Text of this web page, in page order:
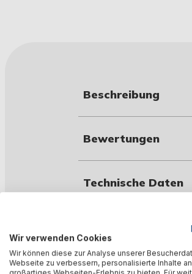
Beschreibung
Bewertungen
Technische Daten
Wir verwenden Cookies
Wir können diese zur Analyse unserer
Webseite zu verbessern, personalisierte Inhalte